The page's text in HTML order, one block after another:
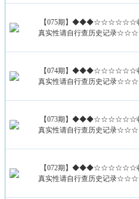
【075期】◆◆◆☆☆☆☆☆☆
真实性请自行查历史记录
【074期】◆◆◆☆☆☆☆☆☆
真实性请自行查历史记录
【073期】◆◆◆☆☆☆☆☆☆
真实性请自行查历史记录
【072期】◆◆◆☆☆☆☆☆☆
真实性请自行查历史记录